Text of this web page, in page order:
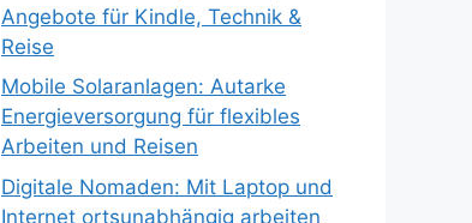
Angebote für Kindle, Technik &
Reise
Mobile Solaranlagen: Autarke
Energieversorgung für flexibles
Arbeiten und Reisen
Digitale Nomaden: Mit Laptop und
Internet ortsunabhängig arbeiten